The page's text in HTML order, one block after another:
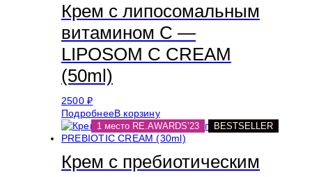
Крем с липосомальным
витамином С —
LIPOSOM C CREAM
(50ml)
2500₽
ПодробнееВ корзину
1 место RE.AWARDS’23 BESTSELLER
Крем с пребиотическим